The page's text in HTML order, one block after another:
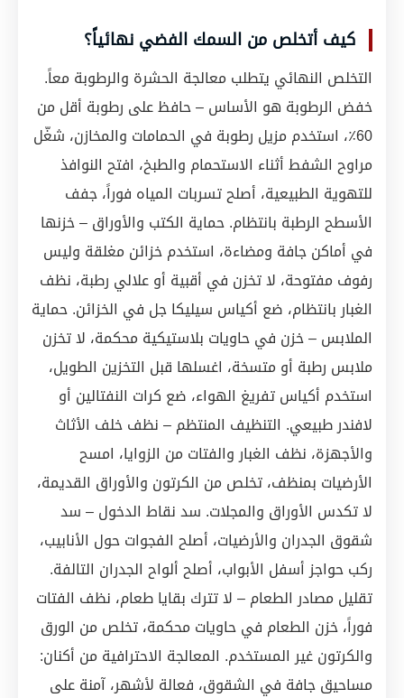
كيف أتخلص من السمك الفضي نهائياً؟
التخلص النهائي يتطلب معالجة الحشرة والرطوبة معاً.
خفض الرطوبة هو الأساس – حافظ على رطوبة أقل من
60٪، استخدم مزيل رطوبة في الحمامات والمخازن، شغّل
مراوح الشفط أثناء الاستحمام والطبخ، افتح النوافذ
للتهوية الطبيعية، أصلح تسربات المياه فوراً، جفف
الأسطح الرطبة بانتظام. حماية الكتب والأوراق – خزنها
في أماكن جافة ومضاءة، استخدم خزائن مغلقة وليس
رفوف مفتوحة، لا تخزن في أقبية أو علالي رطبة، نظف
الغبار بانتظام، ضع أكياس سيليكا جل في الخزائن. حماية
الملابس – خزن في حاويات بلاستيكية محكمة، لا تخزن
ملابس رطبة أو متسخة، اغسلها قبل التخزين الطويل،
استخدم أكياس تفريغ الهواء، ضع كرات النفتالين أو
لافندر طبيعي. التنظيف المنتظم – نظف خلف الأثاث
والأجهزة، نظف الغبار والفتات من الزوايا، امسح
الأرضيات بمنظف، تخلص من الكرتون والأوراق القديمة،
لا تكدس الأوراق والمجلات. سد نقاط الدخول – سد
شقوق الجدران والأرضيات، أصلح الفجوات حول الأنابيب،
ركب حواجز أسفل الأبواب، أصلح ألواح الجدران التالفة.
تقليل مصادر الطعام – لا تترك بقايا طعام، نظف الفتات
فوراً، خزن الطعام في حاويات محكمة، تخلص من الورق
والكرتون غير المستخدم. المعالجة الاحترافية من أكنان:
مساحيق جافة في الشقوق، فعالة لأشهر، آمنة على